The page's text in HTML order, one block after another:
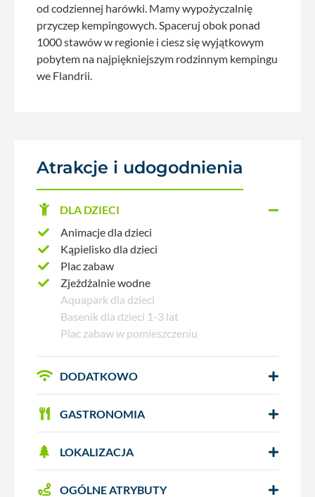
od codziennej harówki. Mamy wypożyczalnię
przyczep kempingowych. Spaceruj obok ponad
1000 stawów w regionie i ciesz się wyjątkowym
pobytem na najpiękniejszym rodzinnym kempingu
we Flandrii.
Atrakcje i udogodnienia
DLA DZIECI
Animacje dla dzieci
Kąpielisko dla dzieci
Plac zabaw
Zjeżdżalnie wodne
Aquapark dla dzieci
Basenik dla dzieci 1-3 lat
Plac zabaw w pomieszczeniu
DODATKOWO
GASTRONOMIA
LOKALIZACJA
OGÓLNE ATRYBUTY